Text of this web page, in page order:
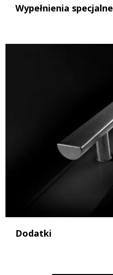
Wypełnienia specjalne
Dodatki